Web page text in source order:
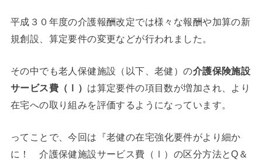
平成３０年度の介護報酬改定では様々な報酬や加算の新
規創設、算定要件の変更などが行われました。
その中でも老人保健施設（以下、老健）の介護保険施設
サービス費（Ⅰ） は算定要件の項目数が増加され、より
在宅への取り組みを評価するようになっています。
ってことで、今回は『老健の在宅強化要件がより細か
に！ 介護保健施設サービス費（Ⅰ）の区分方法とQ＆